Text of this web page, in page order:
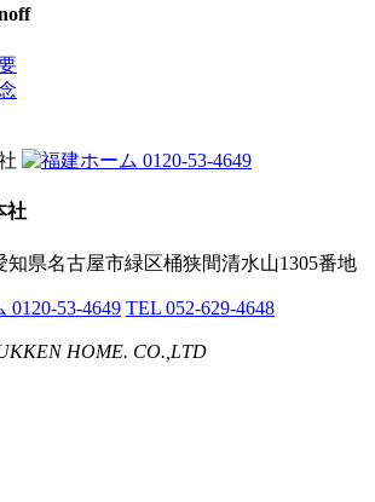
0120-53-4649
社
知県名古屋市緑区桶狭間清水山1305番地
0120-53-4649 TEL 052-629-4648
HOME. CO.,LTD